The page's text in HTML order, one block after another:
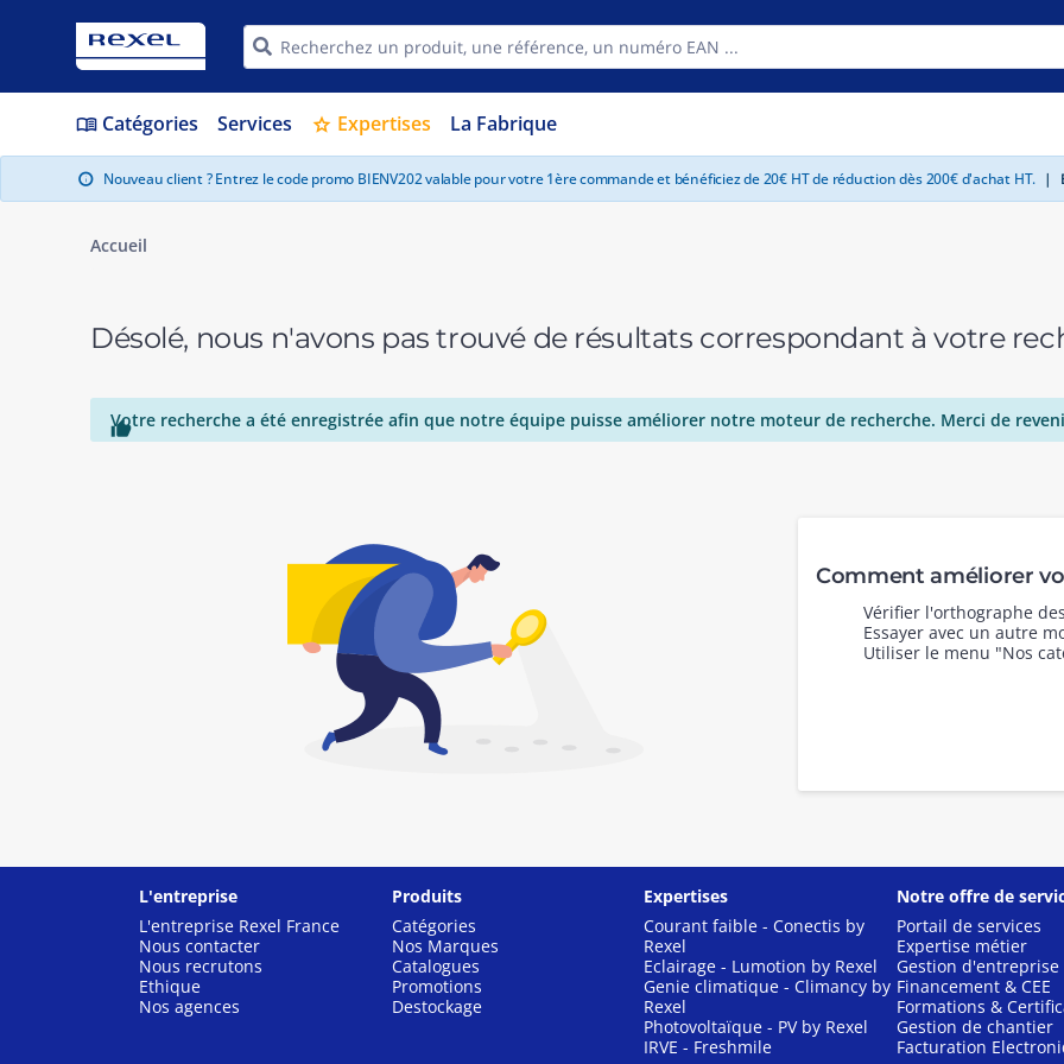
menu_book Catégories Services star Expertises La Fabrique
info Nouveau client ? Entrez le code promo BIENV202 valable pour votre 1ère commande et bénéficiez de 20€ HT de réduction dès 200€ d'achat HT. |
Accueil
Désolé, nous n'avons pas trouvé de résultats correspondant à votre

Votre recherche a été enregistrée afin que notre équipe puisse améliorer notre moteur de recherche. Merci de
Comment améliorer
Vérifier l'orthographe
Essayer avec un autre
Utiliser le menu "Nos
L'entreprise
L'entreprise Rexel France
Nous contacter
Nous recrutons
Ethique
Nos agences
Produits
Catégories
Nos Marques
Catalogues
Promotions
Destockage
Expertises
Courant faible - Conectis by
Rexel
Eclairage - Lumotion by Rexel
Genie climatique - Climancy by
Rexel
Photovoltaïque - PV by Rexel
IRVE - Freshmile
Notre offre de
Portail de services
Expertise métier
Gestion d'entreprise
Financement & CEE
Formations &
Gestion de chantier
Facturation